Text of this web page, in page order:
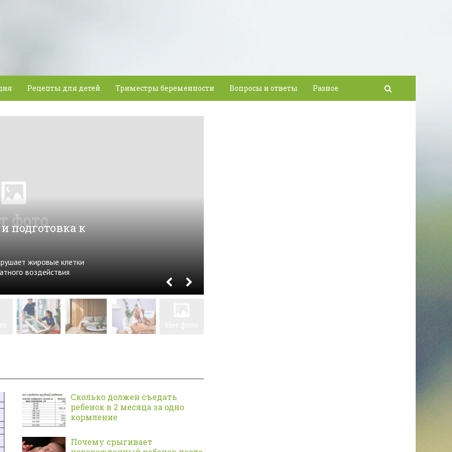
Рецепты для детей Триместры беременности Вопросы и ответы Разное
Сколько должен съедать
ребенок в 2 месяца за одно
кормление
Почему срыгивает